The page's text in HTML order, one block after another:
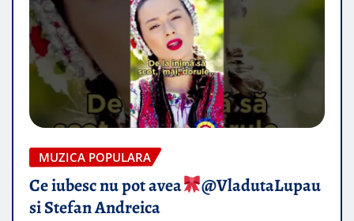
MUZICA POPULARA
Ce iubesc nu pot avea
​@VladutaLupau
si Stefan Andreica